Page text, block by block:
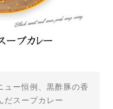
ュー恒例、黒酢豚の香
だスープカレー